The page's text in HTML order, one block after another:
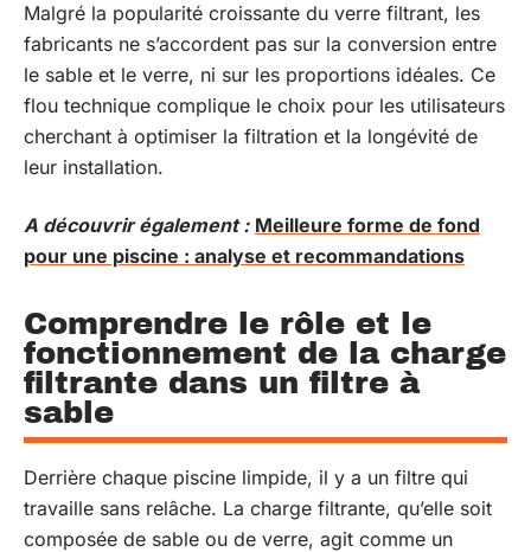
Malgré la popularité croissante du verre filtrant, les
fabricants ne s’accordent pas sur la conversion entre
le sable et le verre, ni sur les proportions idéales. Ce
flou technique complique le choix pour les utilisateurs
cherchant à optimiser la filtration et la longévité de
leur installation.
A découvrir également : Meilleure forme de fond
pour une piscine : analyse et recommandations
Comprendre le rôle et le
fonctionnement de la charge
filtrante dans un filtre à
sable
Derrière chaque piscine limpide, il y a un filtre qui
travaille sans relâche. La charge filtrante, qu’elle soit
composée de sable ou de verre, agit comme un